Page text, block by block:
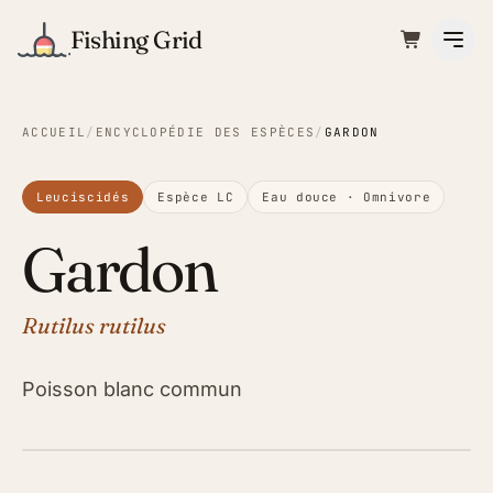
Fishing Grid
ACCUEIL / ENCYCLOPÉDIE DES ESPÈCES / GARDON
Leuciscidés Espèce LC Eau douce · Omnivore
Gardon
Rutilus rutilus
Poisson blanc commun